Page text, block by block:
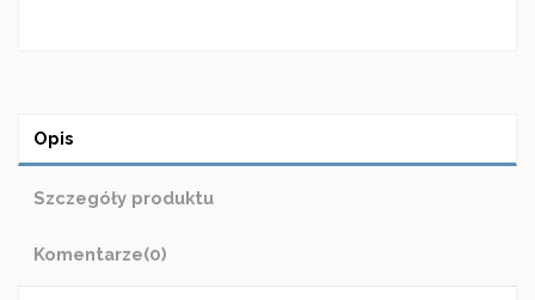
Opis
Szczegóły produktu
Komentarze(0)